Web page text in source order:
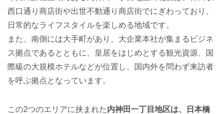
西口通り商店街や出世不動通り商店街でにぎわっており、
日常的なライフスタイルを楽しめる地域です。
また、南側には大手町があり、大企業本社が集まるビジネ
ス拠点であるとともに、皇居をはじめとする観光資源、国
際級の大規模ホテルなどが位置し、国内外を問わず来訪者
を呼ぶ拠点となっています。
この2つのエリアに挟まれた内神田一丁目地区は、日本橋